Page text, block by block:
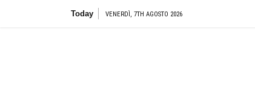
Today VENERDÌ, 7TH AGOSTO 2026